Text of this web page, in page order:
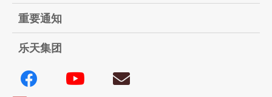
重要通知
乐天集团